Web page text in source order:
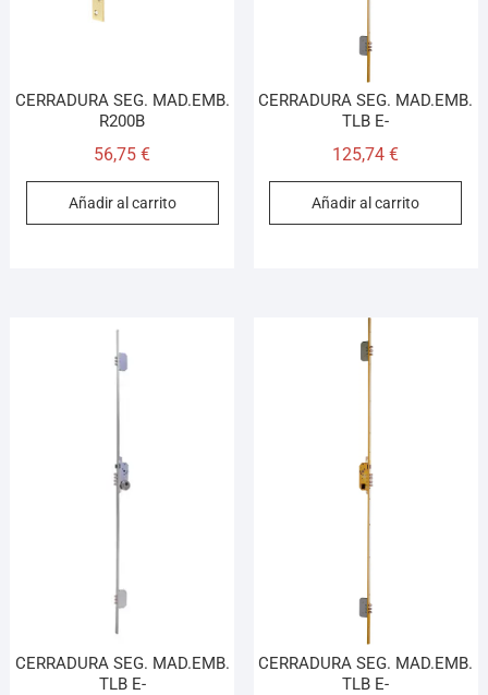
CERRADURA SEG. MAD.EMB.
R200B
56,75€
Añadir al carrito
CERRADURA SEG. MAD.EMB.
TLB E-
125,74€
Añadir al carrito
CERRADURA SEG. MAD.EMB.
TLB E-
CERRADURA SEG. MAD.EMB.
TLB E-